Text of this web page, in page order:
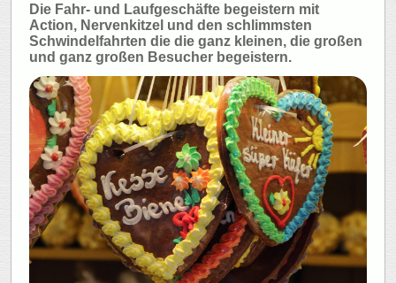
Die Fahr- und Laufgeschäfte begeistern mit
Action, Nervenkitzel und den schlimmsten
Schwindelfahrten die die ganz kleinen, die großen
und ganz großen Besucher begeistern.